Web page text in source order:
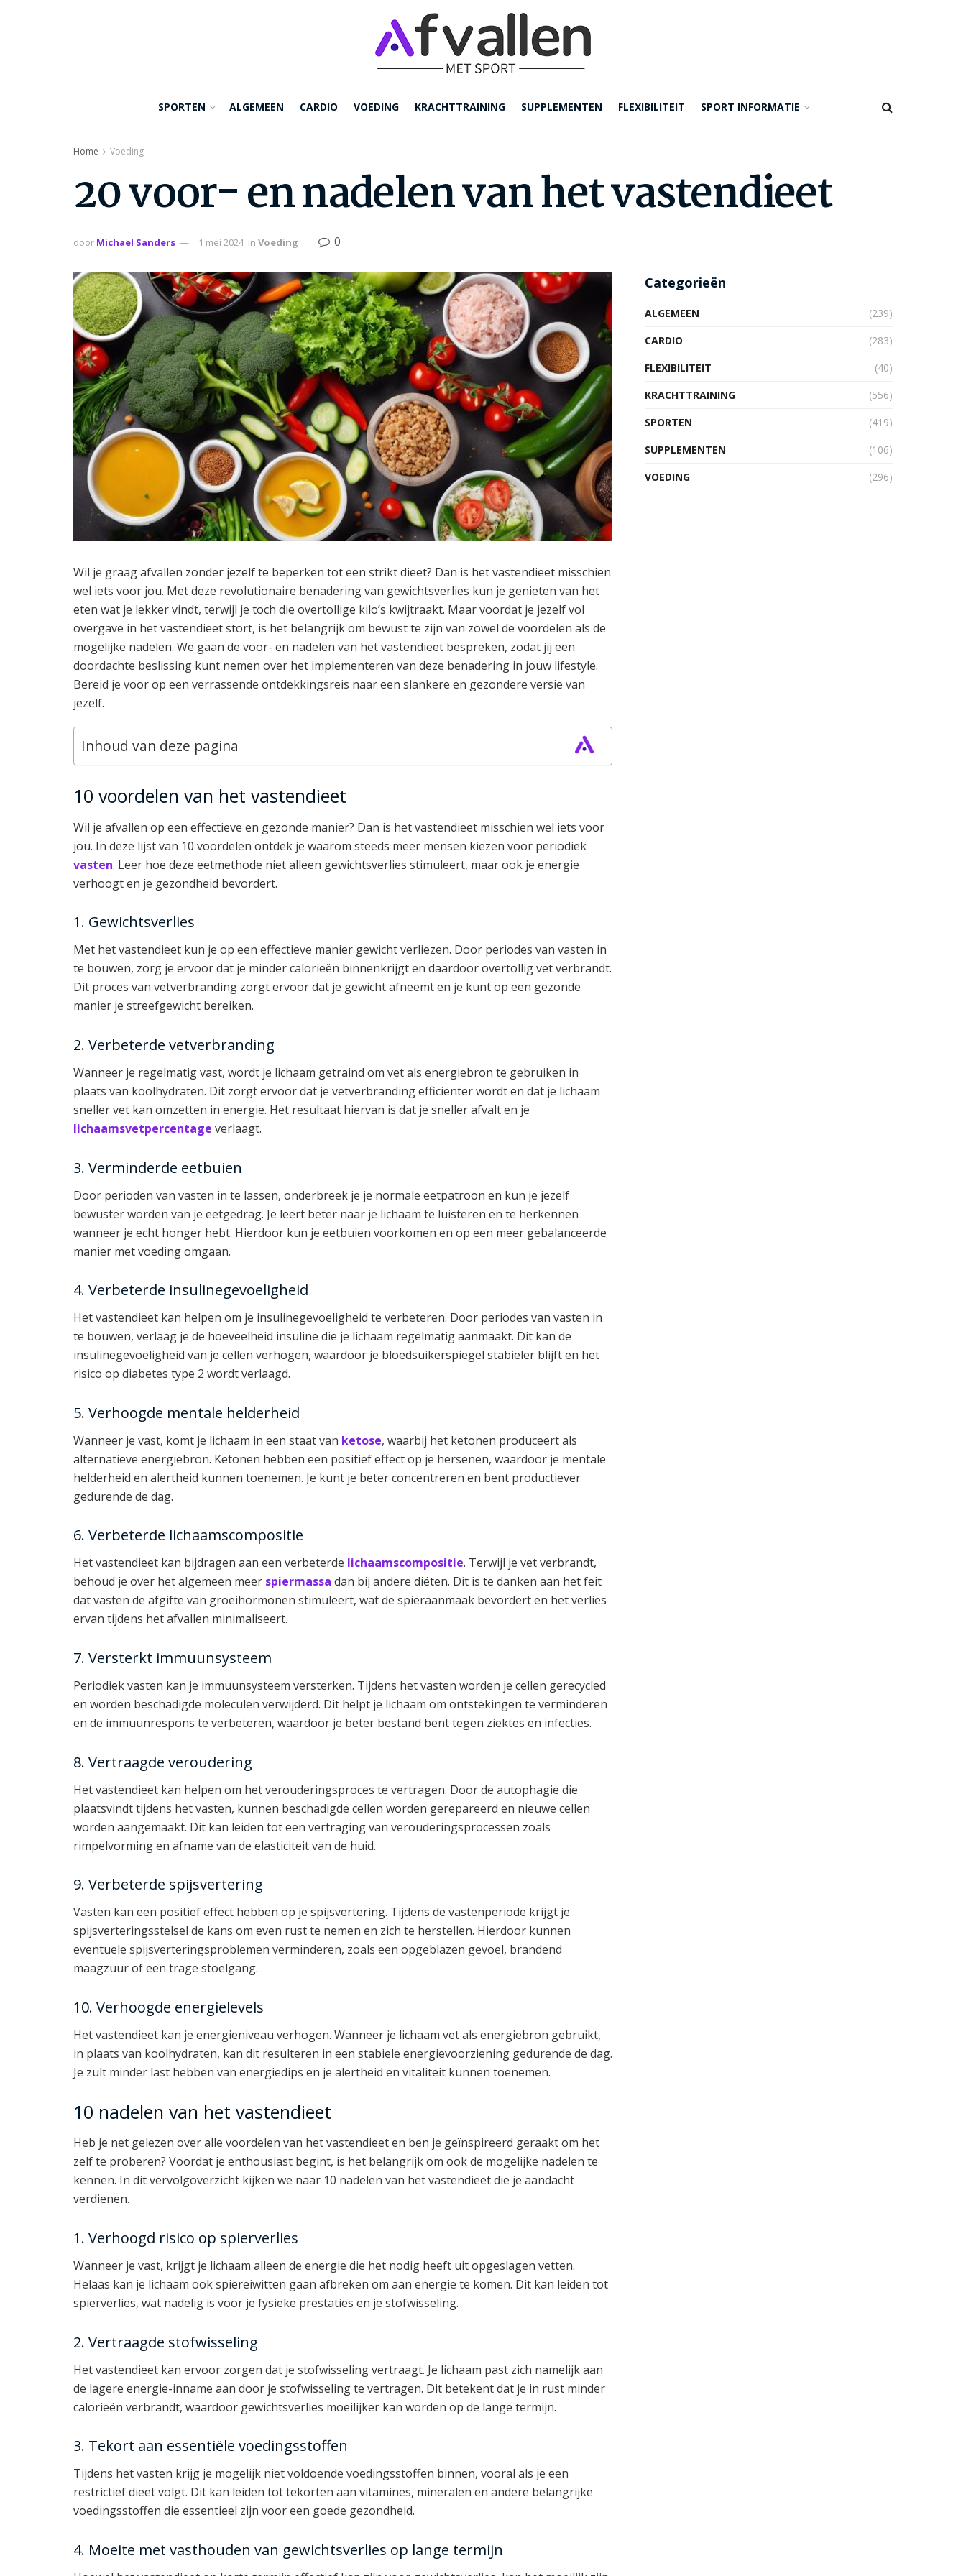
SPORTEN ALGEMEEN CARDIO VOEDING KRACHTTRAINING SUPPLEMENTEN FLEXIBILITEIT SPORT INFORMATIE
Home Voeding
20 voor- en nadelen van het vastendieet
door Michael Sanders 1 mei 2024 in Voeding 0
Wil je graag afvallen zonder jezelf te beperken tot een strikt dieet? Dan is het vastendieet misschien
wel iets voor jou. Met deze revolutionaire benadering van gewichtsverlies kun je genieten van het
eten wat je lekker vindt, terwijl je toch die overtollige kilo’s kwijtraakt. Maar voordat je jezelf vol
overgave in het vastendieet stort, is het belangrijk om bewust te zijn van zowel de voordelen als de
mogelijke nadelen. We gaan de voor- en nadelen van het vastendieet bespreken, zodat jij een
doordachte beslissing kunt nemen over het implementeren van deze benadering in jouw lifestyle.
Bereid je voor op een verrassende ontdekkingsreis naar een slankere en gezondere versie van
jezelf.
Inhoud van deze pagina
10 voordelen van het vastendieet
Wil je afvallen op een effectieve en gezonde manier? Dan is het vastendieet misschien wel iets voor
jou. In deze lijst van 10 voordelen ontdek je waarom steeds meer mensen kiezen voor periodiek
vasten. Leer hoe deze eetmethode niet alleen gewichtsverlies stimuleert, maar ook je energie
verhoogt en je gezondheid bevordert.
1. Gewichtsverlies
Met het vastendieet kun je op een effectieve manier gewicht verliezen. Door periodes van vasten in
te bouwen, zorg je ervoor dat je minder calorieën binnenkrijgt en daardoor overtollig vet verbrandt.
Dit proces van vetverbranding zorgt ervoor dat je gewicht afneemt en je kunt op een gezonde
manier je streefgewicht bereiken.
2. Verbeterde vetverbranding
Wanneer je regelmatig vast, wordt je lichaam getraind om vet als energiebron te gebruiken in
plaats van koolhydraten. Dit zorgt ervoor dat je vetverbranding efficiënter wordt en dat je lichaam
sneller vet kan omzetten in energie. Het resultaat hiervan is dat je sneller afvalt en je
lichaamsvetpercentage verlaagt.
3. Verminderde eetbuien
Door perioden van vasten in te lassen, onderbreek je je normale eetpatroon en kun je jezelf
bewuster worden van je eetgedrag. Je leert beter naar je lichaam te luisteren en te herkennen
wanneer je echt honger hebt. Hierdoor kun je eetbuien voorkomen en op een meer gebalanceerde
manier met voeding omgaan.
4. Verbeterde insulinegevoeligheid
Het vastendieet kan helpen om je insulinegevoeligheid te verbeteren. Door periodes van vasten in
te bouwen, verlaag je de hoeveelheid insuline die je lichaam regelmatig aanmaakt. Dit kan de
insulinegevoeligheid van je cellen verhogen, waardoor je bloedsuikerspiegel stabieler blijft en het
risico op diabetes type 2 wordt verlaagd.
5. Verhoogde mentale helderheid
Wanneer je vast, komt je lichaam in een staat van ketose, waarbij het ketonen produceert als
alternatieve energiebron. Ketonen hebben een positief effect op je hersenen, waardoor je mentale
helderheid en alertheid kunnen toenemen. Je kunt je beter concentreren en bent productiever
gedurende de dag.
6. Verbeterde lichaamscompositie
Het vastendieet kan bijdragen aan een verbeterde lichaamscompositie. Terwijl je vet verbrandt,
behoud je over het algemeen meer spiermassa dan bij andere diëten. Dit is te danken aan het feit
dat vasten de afgifte van groeihormonen stimuleert, wat de spieraanmaak bevordert en het verlies
ervan tijdens het afvallen minimaliseert.
7. Versterkt immuunsysteem
Periodiek vasten kan je immuunsysteem versterken. Tijdens het vasten worden je cellen gerecycled
en worden beschadigde moleculen verwijderd. Dit helpt je lichaam om ontstekingen te verminderen
en de immuunrespons te verbeteren, waardoor je beter bestand bent tegen ziektes en infecties.
8. Vertraagde veroudering
Het vastendieet kan helpen om het verouderingsproces te vertragen. Door de autophagie die
plaatsvindt tijdens het vasten, kunnen beschadigde cellen worden gerepareerd en nieuwe cellen
worden aangemaakt. Dit kan leiden tot een vertraging van verouderingsprocessen zoals
rimpelvorming en afname van de elasticiteit van de huid.
9. Verbeterde spijsvertering
Vasten kan een positief effect hebben op je spijsvertering. Tijdens de vastenperiode krijgt je
spijsverteringsstelsel de kans om even rust te nemen en zich te herstellen. Hierdoor kunnen
eventuele spijsverteringsproblemen verminderen, zoals een opgeblazen gevoel, brandend
maagzuur of een trage stoelgang.
10. Verhoogde energielevels
Het vastendieet kan je energieniveau verhogen. Wanneer je lichaam vet als energiebron gebruikt,
in plaats van koolhydraten, kan dit resulteren in een stabiele energievoorziening gedurende de dag.
Je zult minder last hebben van energiedips en je alertheid en vitaliteit kunnen toenemen.
10 nadelen van het vastendieet
Heb je net gelezen over alle voordelen van het vastendieet en ben je geïnspireerd geraakt om het
zelf te proberen? Voordat je enthousiast begint, is het belangrijk om ook de mogelijke nadelen te
kennen. In dit vervolgoverzicht kijken we naar 10 nadelen van het vastendieet die je aandacht
verdienen.
1. Verhoogd risico op spierverlies
Wanneer je vast, krijgt je lichaam alleen de energie die het nodig heeft uit opgeslagen vetten.
Helaas kan je lichaam ook spiereiwitten gaan afbreken om aan energie te komen. Dit kan leiden tot
spierverlies, wat nadelig is voor je fysieke prestaties en je stofwisseling.
2. Vertraagde stofwisseling
Het vastendieet kan ervoor zorgen dat je stofwisseling vertraagt. Je lichaam past zich namelijk aan
de lagere energie-inname aan door je stofwisseling te vertragen. Dit betekent dat je in rust minder
calorieën verbrandt, waardoor gewichtsverlies moeilijker kan worden op de lange termijn.
3. Tekort aan essentiële voedingsstoffen
Tijdens het vasten krijg je mogelijk niet voldoende voedingsstoffen binnen, vooral als je een
restrictief dieet volgt. Dit kan leiden tot tekorten aan vitamines, mineralen en andere belangrijke
voedingsstoffen die essentieel zijn voor een goede gezondheid.
4. Moeite met vasthouden van gewichtsverlies op lange termijn
Categorieën
ALGEMEEN
(239)
CARDIO
(283)
FLEXIBILITEIT
(40)
KRACHTTRAINING
(556)
SPORTEN
(419)
SUPPLEMENTEN
(106)
VOEDING
(296)